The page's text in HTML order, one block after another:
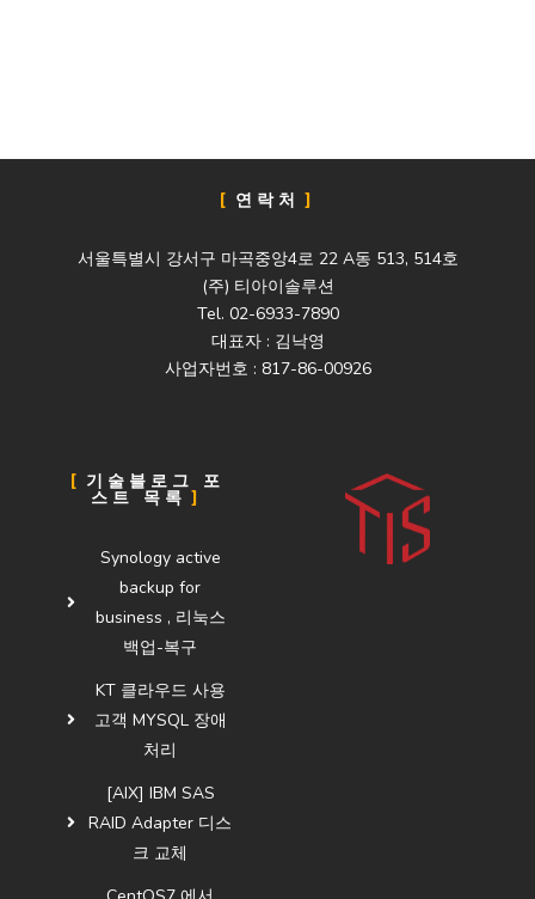
연락처
서울특별시 강서구 마곡중앙4로 22 A동 513, 514호
(주) 티아이솔루션
Tel. 02-6933-7890
대표자 : 김낙영
사업자번호 : 817-86-00926
기술블로그 포
스트 목록
Synology active
backup for
business , 리눅스
백업-복구
KT 클라우드 사용
고객 MYSQL 장애
처리
[AIX] IBM SAS
RAID Adapter 디스
크 교체